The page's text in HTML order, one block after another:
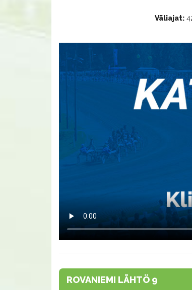
Väliajat:
ROVANIEMI LÄHTÖ 9